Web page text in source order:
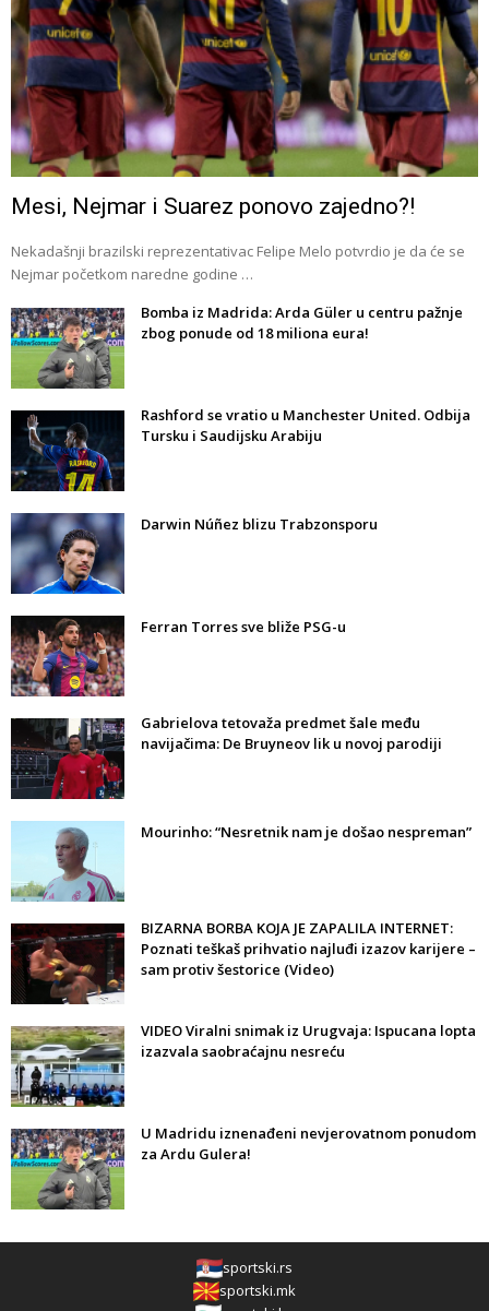
Mesi, Nejmar i Suarez ponovo zajedno?!
Nekadašnji brazilski reprezentativac Felipe Melo potvrdio je da će se
Nejmar početkom naredne godine …
Bomba iz Madrida: Arda Güler u centru pažnje
zbog ponude od 18 miliona eura!
Rashford se vratio u Manchester United. Odbija
Tursku i Saudijsku Arabiju
Darwin Núñez blizu Trabzonsporu
Ferran Torres sve bliže PSG-u
Gabrielova tetovaža predmet šale među
navijačima: De Bruyneov lik u novoj parodiji
Mourinho: “Nesretnik nam je došao nespreman”
BIZARNA BORBA KOJA JE ZAPALILA INTERNET:
Poznati teškaš prihvatio najluđi izazov karijere –
sam protiv šestorice (Video)
VIDEO Viralni snimak iz Urugvaja: Ispucana lopta
izazvala saobraćajnu nesreću
U Madridu iznenađeni nevjerovatnom ponudom
za Ardu Gulera!
sportski.rs
sportski.mk